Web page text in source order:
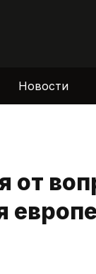
Новости